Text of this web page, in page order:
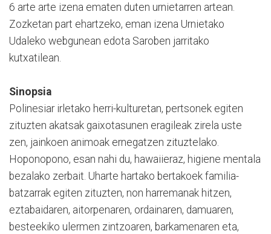
6 arte arte izena ematen duten urnietarren artean.
Zozketan part ehartzeko, eman izena Urnietako
Udaleko webgunean edota Saroben jarritako
kutxatilean.
Sinopsia
Polinesiar irletako herri-kulturetan, pertsonek egiten
zituzten akatsak gaixotasunen eragileak zirela uste
zen, jainkoen animoak ernegatzen zituztelako.
Hoponopono, esan nahi du, hawaiieraz, higiene mentala
bezalako zerbait. Uharte hartako bertakoek familia-
batzarrak egiten zituzten, non harremanak hitzen,
eztabaidaren, aitorpenaren, ordainaren, damuaren,
besteekiko ulermen zintzoaren, barkamenaren eta,